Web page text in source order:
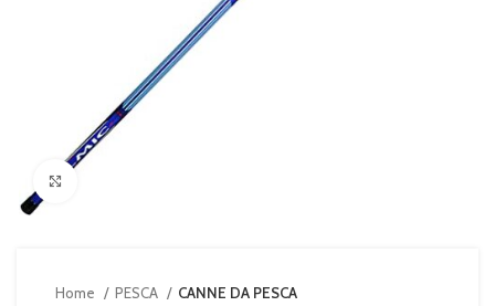
Home PESCA CANNE DA PESCA